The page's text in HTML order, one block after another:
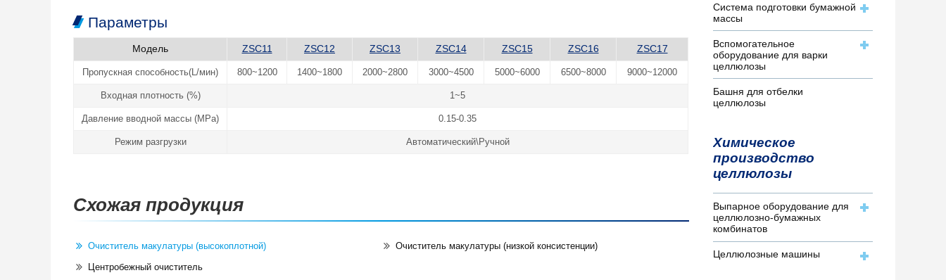
Параметры
Модель ZSC11 ZSC12 ZSC13 ZSC14 ZSC15 ZSC16 ZSC17
Пропускная способность(L/мин) 800~1200 1400~1800 2000~2800 3000~4500 5000~6000 6500~8000 9000~12000
Входная плотность (%) 1~5
Давление вводной массы (MPa) 0.15-0.35
Режим разгрузки Автоматический\Ручной
Схожая продукция
Очиститель макулатуры (высокоплотной) Очиститель макулатуры (низкой консистенции)
Центробежный очиститель
Система подготовки бумажной
массы
Вспомогательное
оборудование для варки
целлюлозы
Башня для отбелки
целлюлозы
Химическое
производство
целлюлозы
Выпарное оборудование для
целлюлозно-бумажных
комбинатов
Целлюлозные машины